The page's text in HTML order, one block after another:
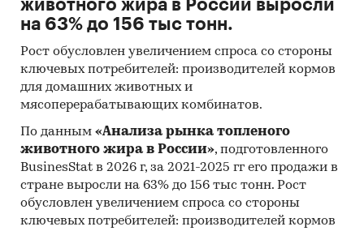
животного жира в России выросли
на 63% до 156 тыс тонн.
Рост обусловлен увеличением спроса со стороны
ключевых потребителей: производителей кормов
для домашних животных и
мясоперерабатывающих комбинатов.
По данным «Анализа рынка топленого
животного жира в России», подготовленного
BusinesStat в 2026 г, за 2021-2025 гг его продажи в
стране выросли на 63% до 156 тыс тонн. Рост
обусловлен увеличением спроса со стороны
ключевых потребителей: производителей кормов